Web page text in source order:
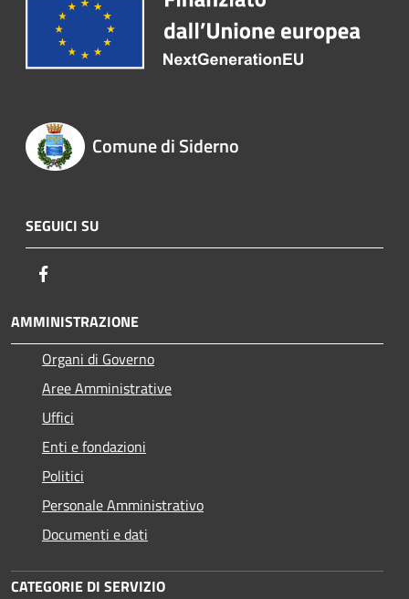
Comune di Siderno
SEGUICI SU
AMMINISTRAZIONE
Organi di Governo
Aree Amministrative
Uffici
Enti e fondazioni
Politici
Personale Amministrativo
Documenti e dati
CATEGORIE DI SERVIZIO